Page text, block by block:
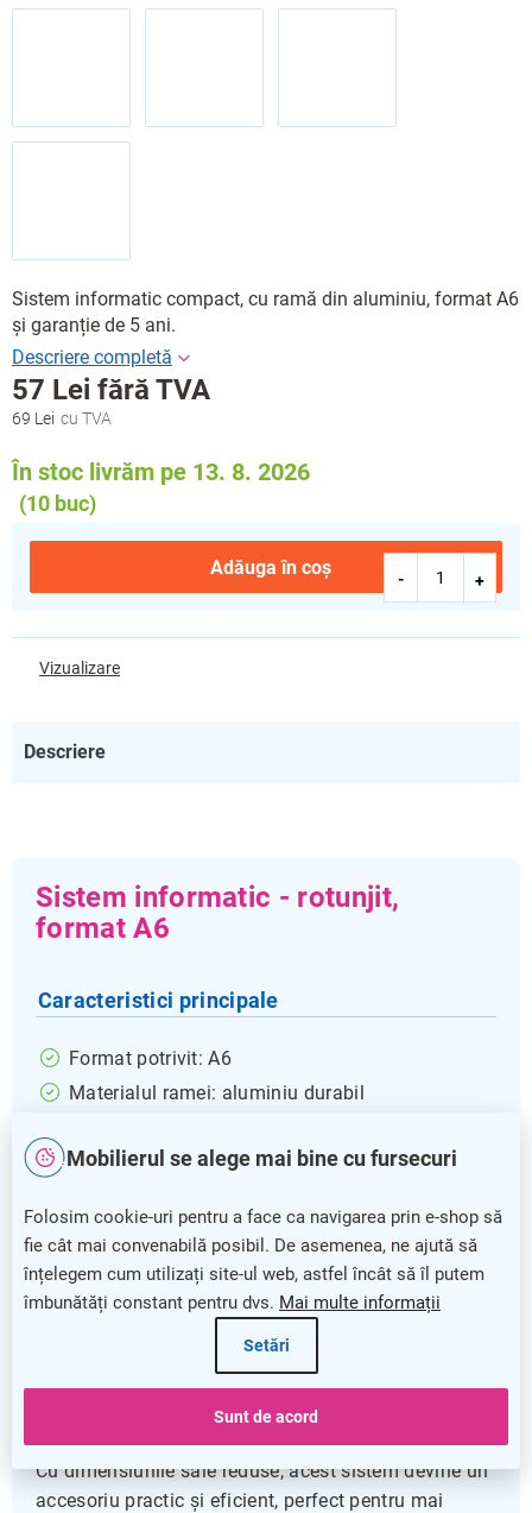
Mobilierul se alege mai bine cu fursecuri
Folosim cookie-uri pentru a face ca navigarea prin e-shop să
fie cât mai convenabilă posibil. De asemenea, ne ajută să
înțelegem cum utilizați site-ul web, astfel încât să îl putem
îmbunătăți constant pentru dvs. Mai multe informații
Setări
Sunt de acord
Sistem informatic compact, cu ramă din aluminiu, format A6
și garanție de 5 ani.
69 Lei
57 Lei fără TVA
Evaluare
În stoc livrăm pe 13. 8. 2026
(10 buc)
Adăuga în coş
Vizualizare
Descriere
Sistem informatic - rotunjit,
format A6
Caracteristici principale
Format potrivit: A6
Materialul ramei: aluminiu durabil
10,9 cm, înălțime 15,3 cm
Sistemul informatic rotunjit, în format A6, este
soluția ideală pentru cei care apreciază un
echipament compact și modern, realizat din
durabilitate sporită, menținând în același timp un
design elegant și ușor de integrat în orice mediu de
Cu dimensiunile sale reduse, acest sistem devine un
accesoriu practic și eficient, perfect pentru mai